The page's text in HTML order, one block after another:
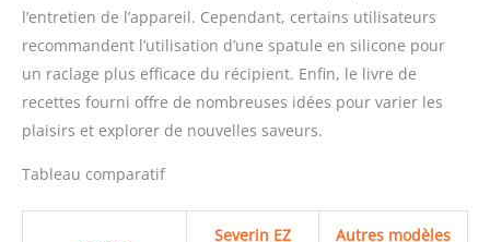
l’entretien de l’appareil. Cependant, certains utilisateurs
recommandent l’utilisation d’une spatule en silicone pour
un raclage plus efficace du récipient. Enfin, le livre de
recettes fourni offre de nombreuses idées pour varier les
plaisirs et explorer de nouvelles saveurs.
Tableau comparatif
Severin EZ
Autres modèles